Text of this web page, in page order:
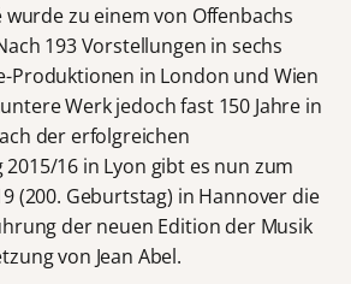
wurde zu einem von Offenbachs
193 Vorstellungen in sechs
Produktionen in London und Wien
Werk jedoch fast 150 Jahre in
der erfolgreichen
16 in Lyon gibt es nun zum
(200. Geburtstag) in Hannover die
der neuen Edition der Musik
von Jean Abel.